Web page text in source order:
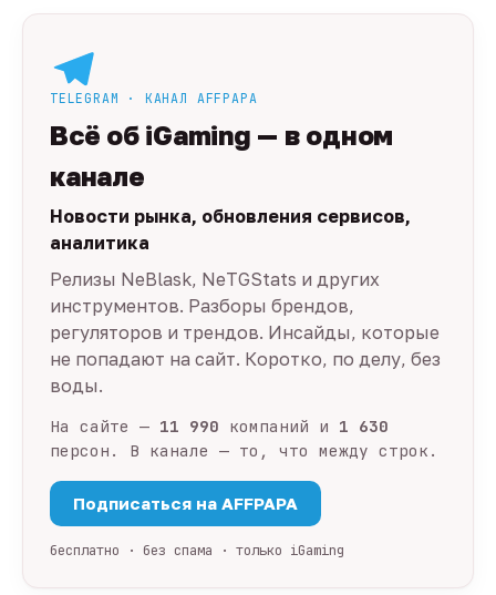
TELEGRAM · КАНАЛ AFFPAPA
Всё об iGaming — в одном
канале
Новости рынка, обновления сервисов,
аналитика
Релизы NeBlask, NeTGStats и других
инструментов. Разборы брендов,
регуляторов и трендов. Инсайды, которые
не попадают на сайт. Коротко, по делу, без
воды.
На сайте — 11 990 компаний и 1 630
персон. В канале — то, что между строк.
Подписаться на AFFPAPA
бесплатно · без спама · только iGaming